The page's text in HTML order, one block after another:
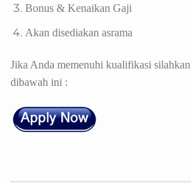
Bonus & Kenaikan Gaji
Akan disediakan asrama
Jika Anda memenuhi kualifikasi
dibawah ini :